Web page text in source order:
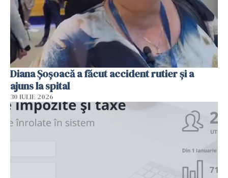
Diana Șoșoacă a făcut accident rutier și a
ajuns la spital
30 IULIE 2026